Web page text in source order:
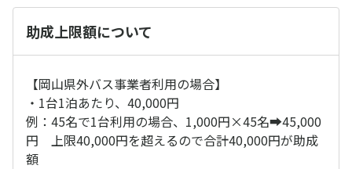
助成上限額について
【岡山県外バス事業者利用の場合】
・1台1泊あたり、40,000円
例：45名で1台利用の場合、1,000円×45名➡45,000
円 上限40,000円を超えるので合計40,000円が助成
額